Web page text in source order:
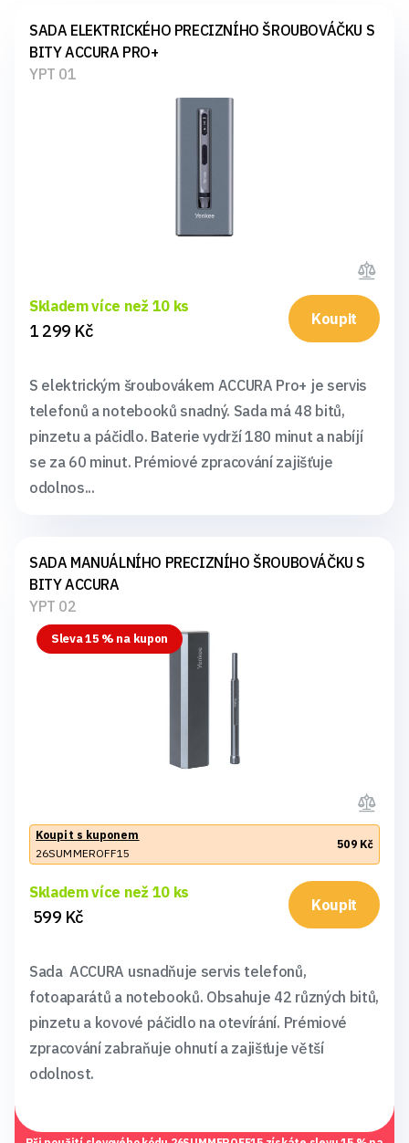
SADA ELEKTRICKÉHO PRECIZNÍHO ŠROUBOVÁČKU S
BITY ACCURA PRO+
YPT 01
Skladem více než 10 ks
1 299 Kč
Koupit
S elektrickým šroubovákem ACCURA Pro+ je servis
telefonů a notebooků snadný. Sada má 48 bitů,
pinzetu a páčidlo. Baterie vydrží 180 minut a nabíjí
se za 60 minut. Prémiové zpracování zajišťuje
odolnos...
SADA MANUÁLNÍHO PRECIZNÍHO ŠROUBOVÁČKU S
BITY ACCURA
YPT 02
Sleva 15 % na kupon
Koupit s kuponem
26SUMMEROFF15
509 Kč
Skladem více než 10 ks
599 Kč
Koupit
Sada ACCURA usnadňuje servis telefonů,
fotoaparátů a notebooků. Obsahuje 42 různých bitů,
pinzetu a kovové páčidlo na otevírání. Prémiové
zpracování zabraňuje ohnutí a zajišťuje větší
odolnost.